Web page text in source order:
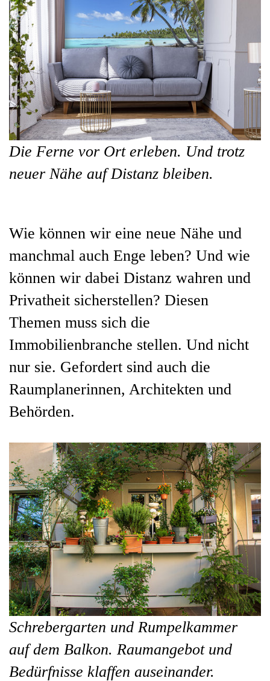
Die Ferne vor Ort erleben. Und trotz
neuer Nähe auf Distanz bleiben.
Wie können wir eine neue Nähe und
manchmal auch Enge leben? Und wie
können wir dabei Distanz wahren und
Privatheit sicherstellen? Diesen
Themen muss sich die
Immobilienbranche stellen. Und nicht
nur sie. Gefordert sind auch die
Raumplanerinnen, Architekten und
Behörden.
Schrebergarten und Rumpelkammer
auf dem Balkon. Raumangebot und
Bedürfnisse klaffen auseinander.